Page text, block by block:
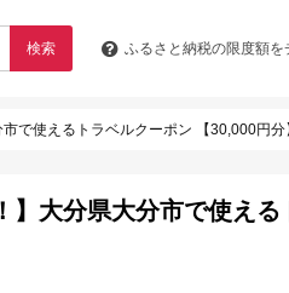
検索 ふるさと納税の限度額を
市で使えるトラベルクーポン 【30,000円
】大分県大分市で使え